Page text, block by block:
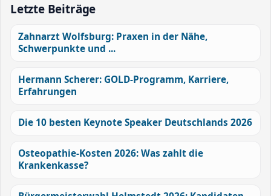
Letzte Beiträge
Zahnarzt Wolfsburg: Praxen in der Nähe,
Schwerpunkte und ...
Hermann Scherer: GOLD-Programm, Karriere,
Erfahrungen
Die 10 besten Keynote Speaker Deutschlands 2026
Osteopathie-Kosten 2026: Was zahlt die
Krankenkasse?